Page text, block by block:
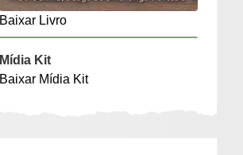
Baixar Livro
Mídia Kit
Baixar Mídia Kit